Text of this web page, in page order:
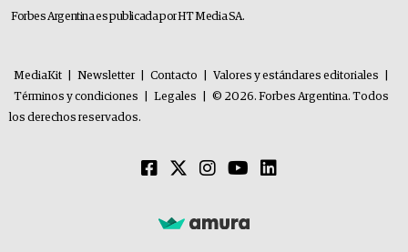
Forbes Argentina es publicada por HT Media SA.
MediaKit Newsletter Contacto Valores y estándares editoriales
Términos y condiciones
Legales
© 2026. Forbes Argentina. Todos
los derechos reservados.